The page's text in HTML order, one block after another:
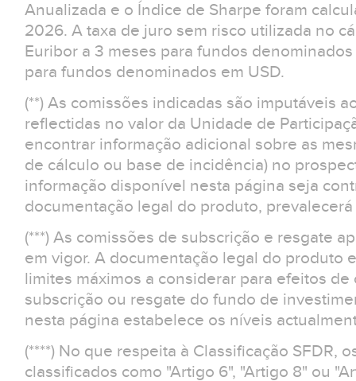
Anualizada e o Índice de Sharpe foram
2026. A taxa de juro sem risco utilizada no
Euribor a 3 meses para fundos
para fundos denominados em USD.
(**) As comissões indicadas são imputáveis
reflectidas no valor da Unidade de
encontrar informação adicional sobre as
de cálculo ou base de incidência) no
informação disponível nesta página seja
documentação legal do produto,
(***) As comissões de subscrição e resgate
em vigor. A documentação legal do produto
limites máximos a considerar para efeitos
subscrição ou resgate do fundo de
nesta página estabelece os níveis
(****) No que respeita à Classificação SFDR,
classificados como "Artigo 6", "Artigo 8" ou